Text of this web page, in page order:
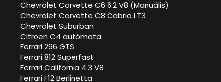
Chevrolet Corvette C6 6.2 V8 (Manuális)
Chevrolet Corvette C8 Cabrio LT3
Chevrolet Suburban
Citroen C4 autómata
Ferrari 296 GTS
Ferrari 812 Superfast
Ferrari California 4.3 V8
Ferrari F12 Berlinetta